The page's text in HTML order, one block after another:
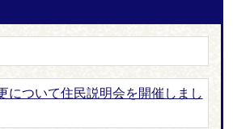
について住民説明会を開催しまし